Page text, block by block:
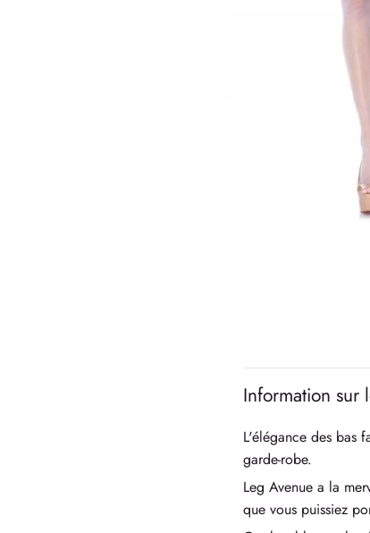
Information sur
L'élégance des bas
garde-robe.
Leg Avenue a la
que vous puissiez